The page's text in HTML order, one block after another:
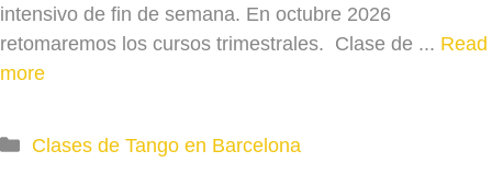
intensivo de fin de semana. En octubre 2026
retomaremos los cursos trimestrales. Clase de ... Read
more
Categories
Clases de Tango en Barcelona